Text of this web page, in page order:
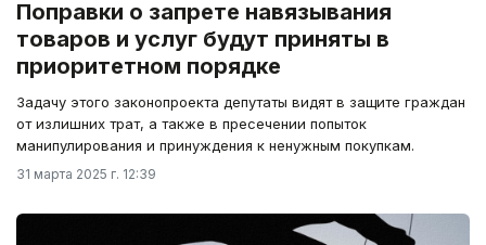
Поправки о запрете навязывания
товаров и услуг будут приняты в
приоритетном порядке
Задачу этого законопроекта депутаты видят в защите граждан
от излишних трат, а также в пресечении попыток
манипулирования и принуждения к ненужным покупкам.
31 марта 2025 г. 12:39